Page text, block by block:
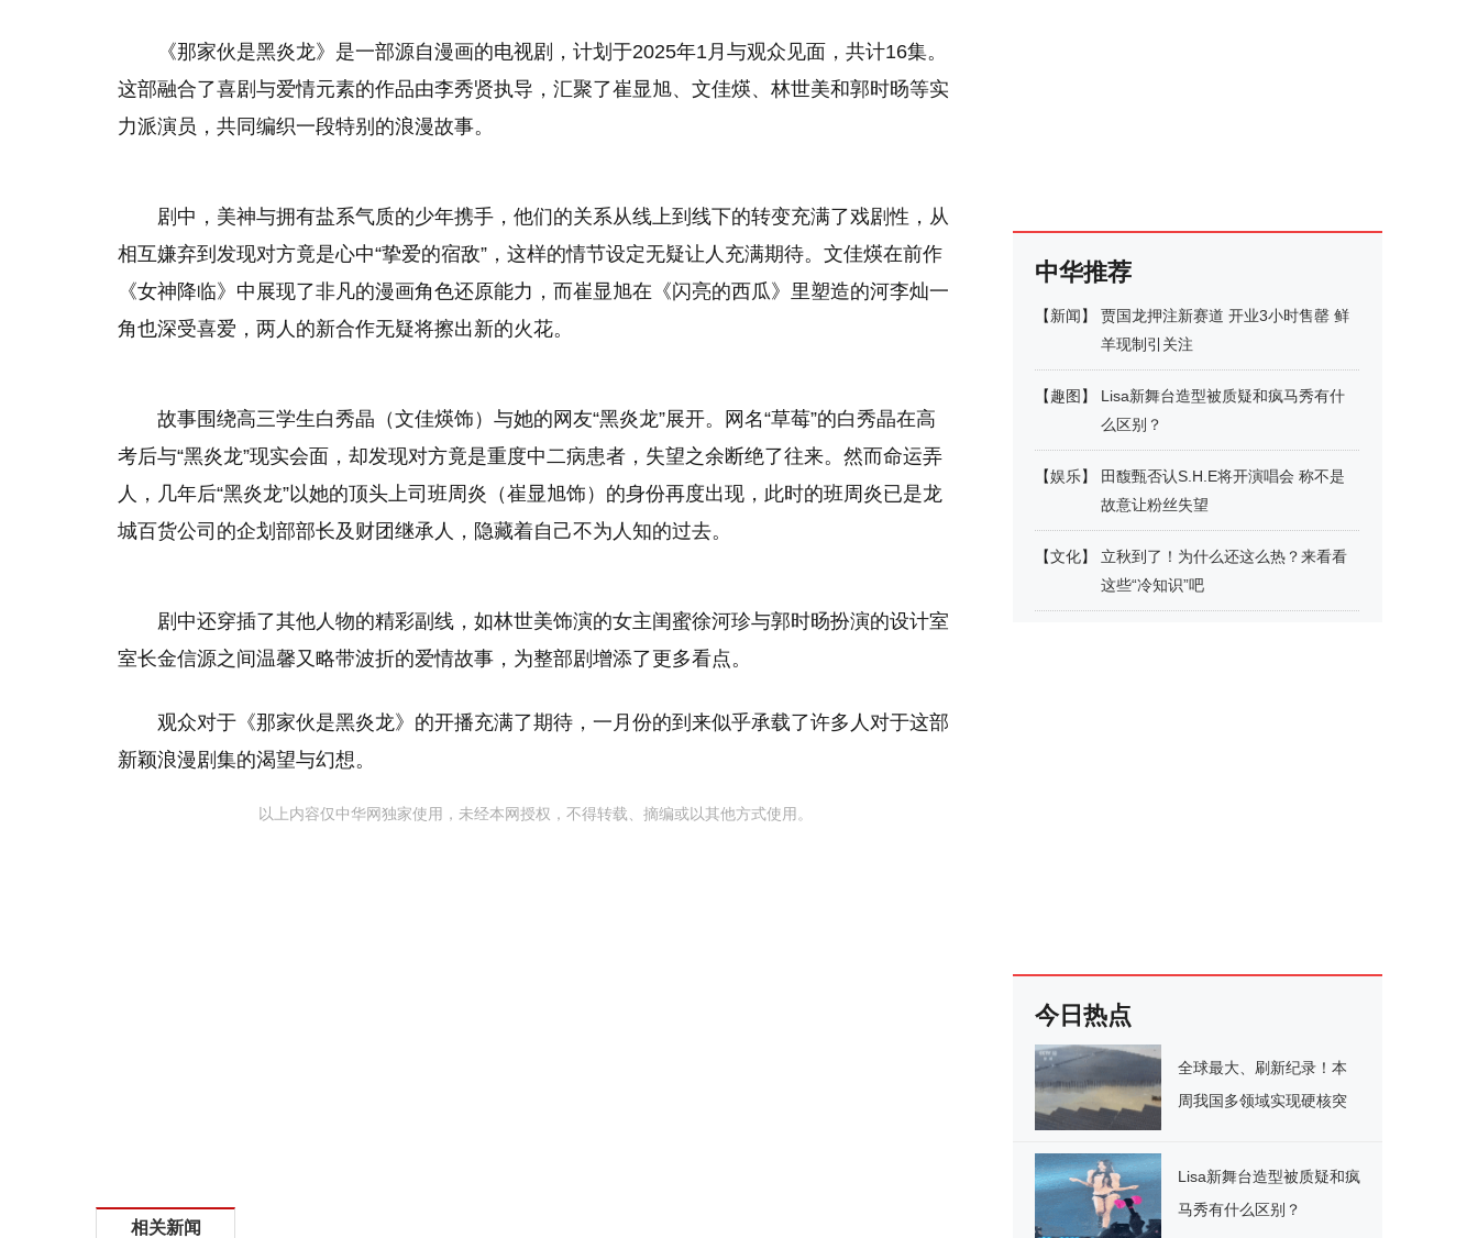
《那家伙是黑炎龙》是一部源自漫画的电视剧，计划于2025年1月与观众见面，共计16集。
这部融合了喜剧与爱情元素的作品由李秀贤执导，汇聚了崔显旭、文佳煐、林世美和郭时旸等实
力派演员，共同编织一段特别的浪漫故事。
剧中，美神与拥有盐系气质的少年携手，他们的关系从线上到线下的转变充满了戏剧性，从
相互嫌弃到发现对方竟是心中“挚爱的宿敌”，这样的情节设定无疑让人充满期待。文佳煐在前作
《女神降临》中展现了非凡的漫画角色还原能力，而崔显旭在《闪亮的西瓜》里塑造的河李灿一
角也深受喜爱，两人的新合作无疑将擦出新的火花。
故事围绕高三学生白秀晶（文佳煐饰）与她的网友“黑炎龙”展开。网名“草莓”的白秀晶在高
考后与“黑炎龙”现实会面，却发现对方竟是重度中二病患者，失望之余断绝了往来。然而命运弄
人，几年后“黑炎龙”以她的顶头上司班周炎（崔显旭饰）的身份再度出现，此时的班周炎已是龙
城百货公司的企划部部长及财团继承人，隐藏着自己不为人知的过去。
剧中还穿插了其他人物的精彩副线，如林世美饰演的女主闺蜜徐河珍与郭时旸扮演的设计室
室长金信源之间温馨又略带波折的爱情故事，为整部剧增添了更多看点。
观众对于《那家伙是黑炎龙》的开播充满了期待，一月份的到来似乎承载了许多人对于这部
新颖浪漫剧集的渴望与幻想。
以上内容仅中华网独家使用，未经本网授权，不得转载、摘编或以其他方式使用。
相关新闻
中华推荐
【新闻】
贾国龙押注新赛道 开业3小时售罄 鲜
羊现制引关注
【趣图 】
Lisa新舞台造型被质疑和疯马秀有什
么区别？
【娱乐】
田馥甄否认S.H.E将开演唱会 称不是
故意让粉丝失望
【文化】
立秋到了！为什么还这么热？来看看
这些“冷知识”吧
今日热点
全球最大、刷新纪录！本
周我国多领域实现硬核突
Lisa新舞台造型被质疑和疯
马秀有什么区别？